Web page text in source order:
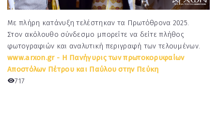
Με πλήρη κατάνυξη τελέστηκαν τα Πρωτόθρονα 2025.
Στον ακόλουθο σύνδεσμο μπορείτε να δείτε πλήθος
φωτογραφιών και αναλυτική περιγραφή των τελουμένων.
www.arxon.gr - Η Πανήγυρις των πρωτοκορυφαίων
Αποστόλων Πέτρου και Παύλου στην Πεύκη
717